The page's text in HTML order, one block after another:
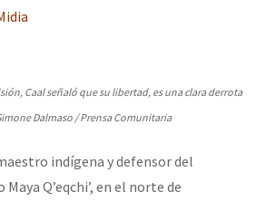
Caal señaló que su libertad, es una clara derrota
Dalmaso / Prensa Comunitaria
indígena y defensor del
Q’eqchi’, en el norte de